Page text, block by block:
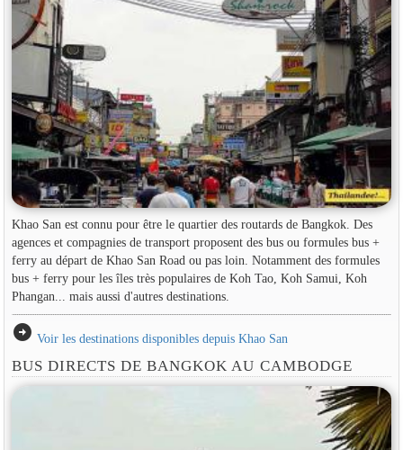
Khao San est connu pour être le quartier des routards de Bangkok. Des
agences et compagnies de transport proposent des bus ou formules bus +
ferry au départ de Khao San Road ou pas loin. Notamment des formules
bus + ferry pour les îles très populaires de Koh Tao, Koh Samui, Koh
Phangan... mais aussi d'autres destinations.
arrow_circle_right Voir les destinations disponibles depuis Khao San
BUS DIRECTS DE BANGKOK AU CAMBODGE